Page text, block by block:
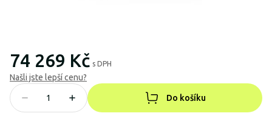
74 269 Kč s DPH
Našli jste lepší cenu?
Do košíku